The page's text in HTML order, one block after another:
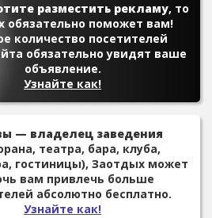
разместить рекламу, то
обязательно поможет вам!
количество посетителей
обязательно увидят ваше
объявление.
Узнайте как!
— владелец заведения
театра, бара, клуба,
гостиницы), Заотдых может
вам привлечь больше
абсолютно бесплатно.
Узнайте как!